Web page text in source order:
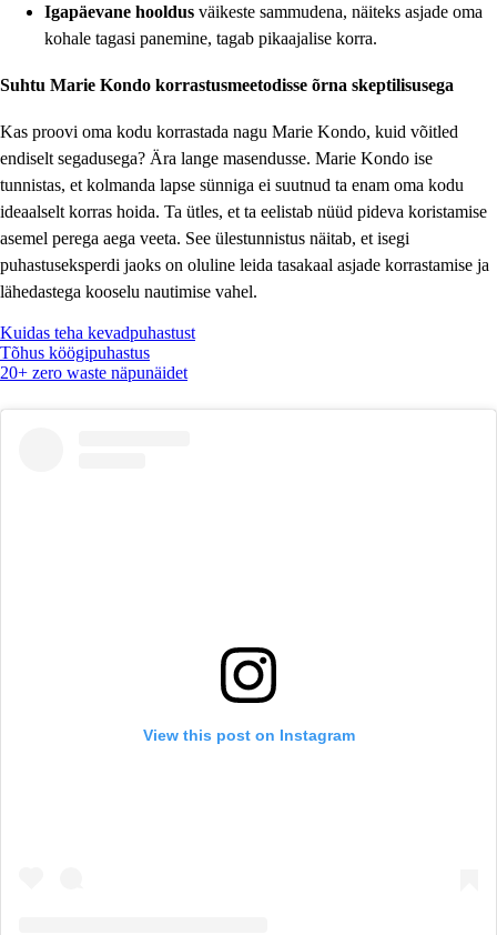
Igapäevane hooldus väikeste sammudena, näiteks asjade oma
kohale tagasi panemine, tagab pikaajalise korra.
Suhtu Marie Kondo korrastusmeetodisse õrna skeptilisusega
Kas proovi oma kodu korrastada nagu Marie Kondo, kuid võitled
endiselt segadusega? Ära lange masendusse. Marie Kondo ise
tunnistas, et kolmanda lapse sünniga ei suutnud ta enam oma kodu
ideaalselt korras hoida. Ta ütles, et ta eelistab nüüd pideva koristamise
asemel perega aega veeta. See ülestunnistus näitab, et isegi
puhastuseksperdi jaoks on oluline leida tasakaal asjade korrastamise ja
lähedastega kooselu nautimise vahel.
Kuidas teha kevadpuhastust
Tõhus köögipuhastus
20+ zero waste näpunäidet
View this post on Instagram